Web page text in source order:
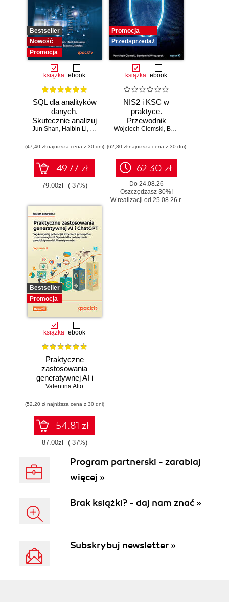
Bestseller
Nowość
Promocja
książka ebook
SQL dla analityków
danych.
Skutecznie analizuj
dane, wyciągaj
wnioski i opanuj
zaawansowany
SQL na potrzeby
praktycznych
zastosowań.
Jun Shan, Haibin Li, Matt Goldwasser, Upom Malik,Benjamin Johnston
(47,40 zł najniższa cena z 30 dni)
49.77 zł
79.00zł (-37%)
Promocja
Przedsprzedaż
książka ebook
NIS2 i KSC w
praktyce.
Przewodnik
wdrożeniowy dla
Wojciech Ciemski, Bartłomiej Wieczorek
(62,30 zł najniższa cena z 30 dni)
62.30 zł
Do 24.08.26
Oszczędzasz 30%!
W realizacji od 25.08.26 r.
Bestseller
Promocja
książka ebook
Praktyczne
zastosowania
generatywnej AI i
ChatGPT.
potencjał inżynierii
promptów z
technologiami
OpenAI dla
zwiększenia
kreatywności.
Valentina Alto
(52,20 zł najniższa cena z 30 dni)
54.81 zł
87.00zł (-37%)
Program partnerski - zarabiaj
więcej »
Brak książki? - daj nam znać »
Subskrybuj newsletter »